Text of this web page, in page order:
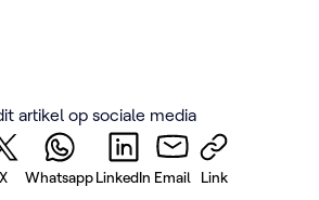
artikel op sociale media
X WhatsappLinkedIn Email Link